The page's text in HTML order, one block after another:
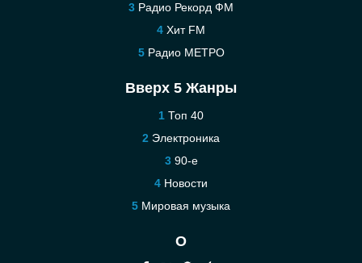
Радио Рекорд ФМ
Хит FM
Радио МЕТРО
Вверх 5 Жанры
Топ 40
Электроника
90-е
Новости
Мировая музыка
О